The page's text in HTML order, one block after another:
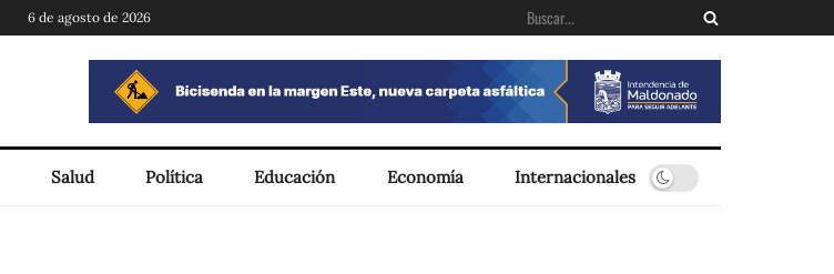
6 de agosto de 2026
Salud Política Educación Economía Internacionales